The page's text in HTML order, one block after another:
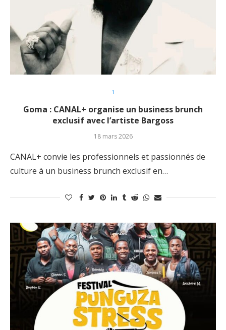
1
Goma : CANAL+ organise un business brunch
exclusif avec l’artiste Bargoss
18 mars 2026
CANAL+ convie les professionnels et passionnés de
culture à un business brunch exclusif en…